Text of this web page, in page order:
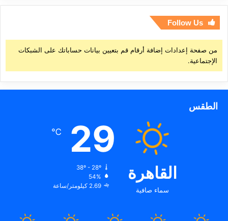
Follow Us
من صفحة إعدادات إضافة أرقام قم بتعيين بيانات حساباتك على الشبكات
الإجتماعية.
الطقس
القاهرة
سماء صافية
29
℃
38º - 28º
54%
2.69 كيلومتر/ساعة